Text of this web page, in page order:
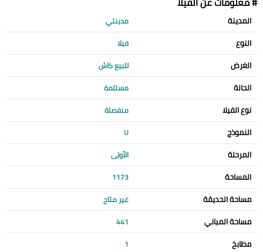
المدينة مدينتي
النوع فيلا
الغرض للبيع كاش
الحالة مستلمة
نوع الفيلا منفصلة
النموذج U
المرحلة الأولى
المساحة 1173
مساحة الحديقة غير متاح
مساحة المباني 441
مطابخ 1